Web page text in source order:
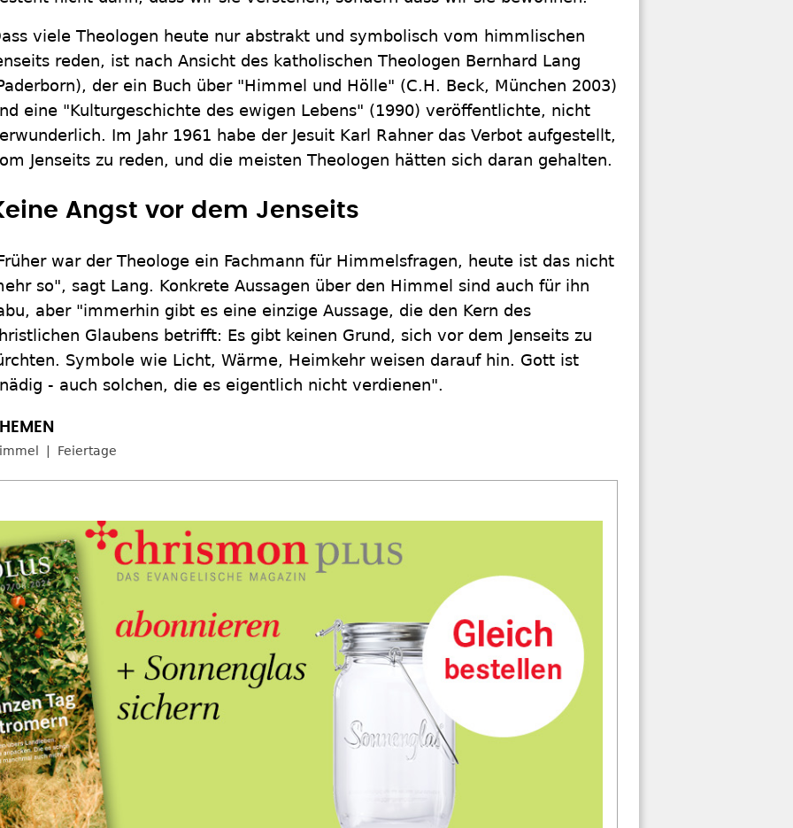
viele Theologen heute nur abstrakt und symbolisch vom himmlischen
reden, ist nach Ansicht des katholischen Theologen Bernhard Lang
der ein Buch über "Himmel und Hölle" (C.H. Beck, München 2003)
eine "Kulturgeschichte des ewigen Lebens" (1990) veröffentlichte, nicht
Im Jahr 1961 habe der Jesuit Karl Rahner das Verbot aufgestellt,
Jenseits zu reden, und die meisten Theologen hätten sich daran gehalten.
Angst vor dem Jenseits
war der Theologe ein Fachmann für Himmelsfragen, heute ist das nicht
so", sagt Lang. Konkrete Aussagen über den Himmel sind auch für ihn
aber "immerhin gibt es eine einzige Aussage, die den Kern des
Glaubens betrifft: Es gibt keinen Grund, sich vor dem Jenseits zu
Symbole wie Licht, Wärme, Heimkehr weisen darauf hin. Gott ist
- auch solchen, die es eigentlich nicht verdienen".
Feiertage